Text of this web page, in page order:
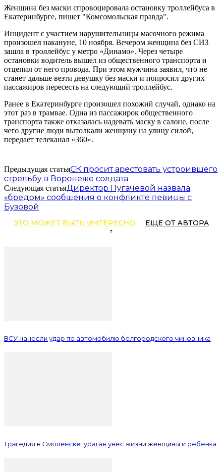
Женщина без маски спровоцировала остановку троллейбуса в
Екатеринбурге, пишет "Комсомольская правда".
Инцидент с участием нарушительницы масочного режима
произошел накануне, 10 ноября. Вечером женщина без СИЗ
зашла в троллейбус у метро «Динамо». Через четыре
остановки водитель вышел из общественного транспорта и
отцепил от него провода. При этом мужчина заявил, что не
станет дальше везти девушку без маски и попросил других
пассажиров пересесть на следующий троллейбус.
Ранее в Екатеринбурге произошел похожий случай, однако на
этот раз в трамвае. Одна из пассажирок общественного
транспорта также отказалась надевать маску в салоне, после
чего другие люди вытолкали женщину на улицу силой,
передает телеканал «360».
Предыдущая статьяСК просит арестовать устроившего
стрельбу в Воронеже солдата
Следующая статьяДиректор Пугачевой назвала
«бредом» сообщения о конфликте певицы с
Бузовой
ЭТО МОЖЕТ БЫТЬ ИНТЕРЕСНО ЕЩЕ ОТ АВТОРА
ВСУ нанесли удар по автомобилю белгородского чиновника
Трагедия в Смоленске: ураган унес жизни женщины и ребенка